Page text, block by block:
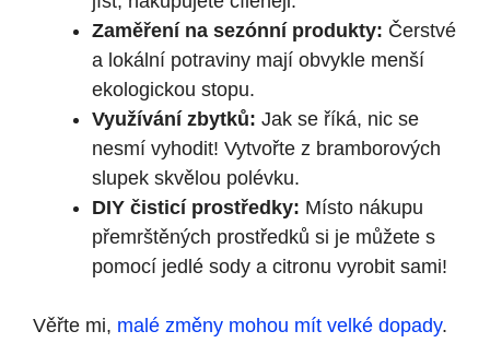
Zaměření na sezónní produkty: Čerstvé
a lokální potraviny mají obvykle menší
ekologickou stopu.
Využívání zbytků: Jak se říká, nic se
nesmí vyhodit! Vytvořte z bramborových
slupek skvělou polévku.
DIY čisticí prostředky: Místo nákupu
přemrštěných prostředků si je můžete s
pomocí jedlé sody a citronu vyrobit sami!
Věřte mi, malé změny mohou mít velké dopady.